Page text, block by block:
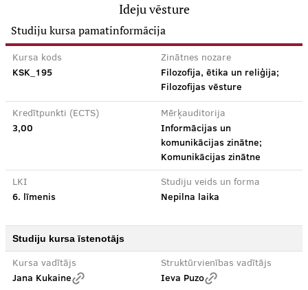
Ideju vēsture
Studiju kursa pamatinformācija
Kursa kods
KSK_195
Zinātnes nozare
Filozofija, ētika un reliģija;
Filozofijas vēsture
Kredītpunkti (ECTS)
3,00
Mērķauditorija
Informācijas un
komunikācijas zinātne;
Komunikācijas zinātne
LKI
6. līmenis
Studiju veids un forma
Nepilna laika
Studiju kursa īstenotājs
Kursa vadītājs
Jana Kukaine
Struktūrvienības vadītājs
Ieva Puzo